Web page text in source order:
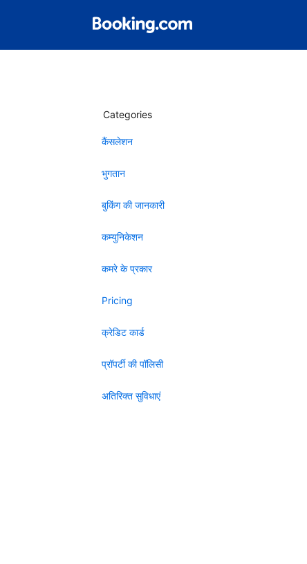
Categories
कैंसलेशन
भुगतान
बुकिंग की जानकारी
कम्युनिकेशन
कमरे के प्रकार
Pricing
क्रेडिट कार्ड
प्रॉपर्टी की पॉलिसी
अतिरिक्त सुविधाएं